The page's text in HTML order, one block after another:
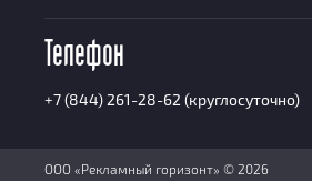
Телефон
+7 (844) 261-28-62 (круглосуточно)
ООО «Рекламный горизонт» © 2026